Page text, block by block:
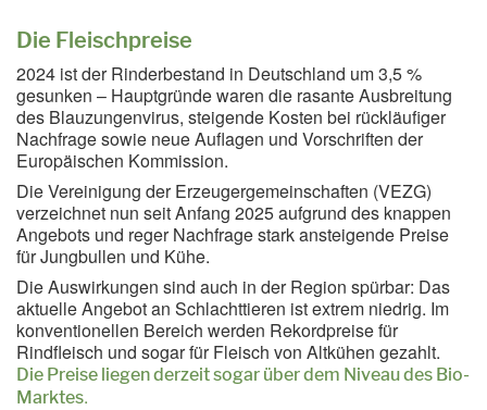
Die Fleischpreise
2024 ist der Rinderbestand in Deutschland um 3,5 %
gesunken – Hauptgründe waren die rasante Ausbreitung
des Blauzungenvirus, steigende Kosten bei rückläufiger
Nachfrage sowie neue Auflagen und Vorschriften der
Europäischen Kommission.
Die Vereinigung der Erzeugergemeinschaften (VEZG)
verzeichnet nun seit Anfang 2025 aufgrund des knappen
Angebots und reger Nachfrage stark ansteigende Preise
für Jungbullen und Kühe.
Die Auswirkungen sind auch in der Region spürbar: Das
aktuelle Angebot an Schlachttieren ist extrem niedrig. Im
konventionellen Bereich werden Rekordpreise für
Rindfleisch und sogar für Fleisch von Altkühen gezahlt.
Die Preise liegen derzeit sogar über dem Niveau des Bio-
Marktes.